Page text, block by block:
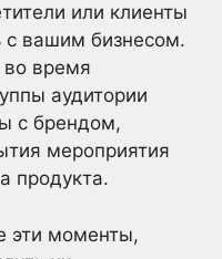
или клиенты
с вашим бизнесом.
время
аудитории
с брендом,
мероприятия
продукта.
эти моменты,